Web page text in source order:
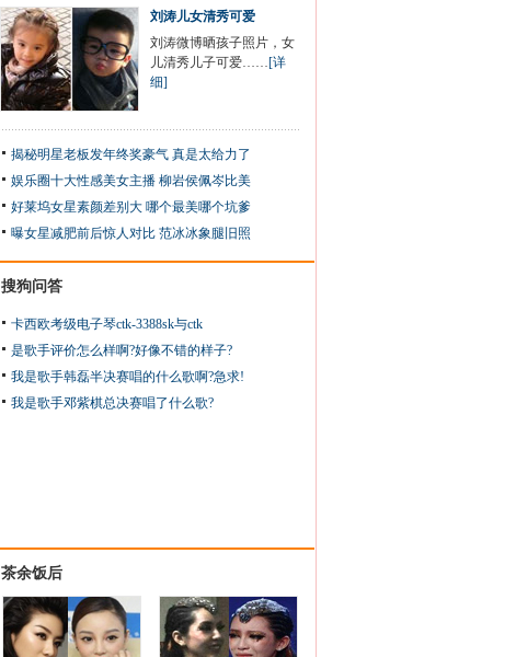
刘涛儿女清秀可爱
刘涛微博晒孩子照片，女
儿清秀儿子可爱……[详
细]
揭秘明星老板发年终奖豪气 真是太给力了
娱乐圈十大性感美女主播 柳岩侯佩岑比美
好莱坞女星素颜差别大 哪个最美哪个坑爹
曝女星减肥前后惊人对比 范冰冰象腿旧照
搜狗问答
卡西欧考级电子琴ctk-3388sk与ctk
是歌手评价怎么样啊?好像不错的样子?
我是歌手韩磊半决赛唱的什么歌啊?急求!
我是歌手邓紫棋总决赛唱了什么歌?
茶余饭后